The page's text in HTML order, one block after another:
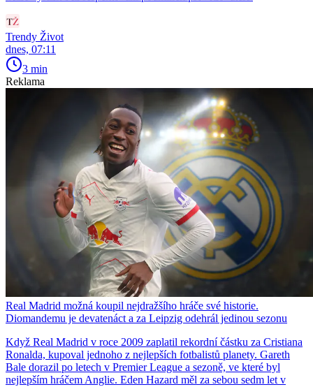
Trendy Život
dnes, 07:11
3 min
Reklama
Real Madrid možná koupil nejdražšího hráče své historie.
Diomandemu je devatenáct a za Leipzig odehrál jedinou sezonu
Když Real Madrid v roce 2009 zaplatil rekordní částku za Cristiana
Ronalda, kupoval jednoho z nejlepších fotbalistů planety. Gareth
Bale dorazil po letech v Premier League a sezoně, ve které byl
nejlepším hráčem Anglie. Eden Hazard měl za sebou sedm let v